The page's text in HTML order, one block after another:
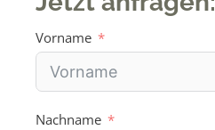
i
v
e
:
Vorname
Nachname